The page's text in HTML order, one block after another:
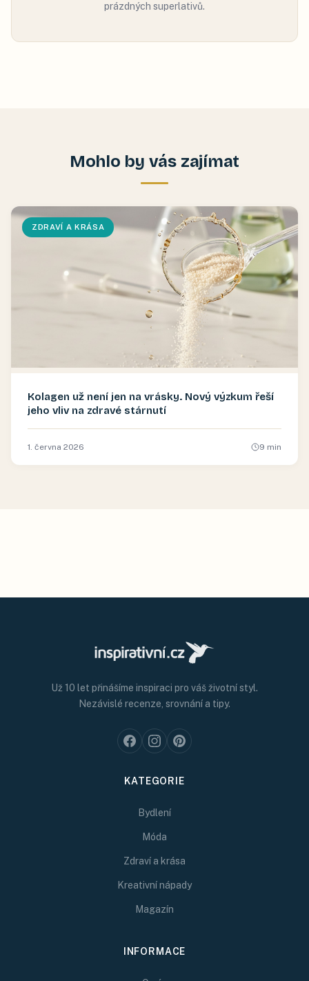
prázdných superlativů.
Mohlo by vás zajímat
ZDRAVÍ A KRÁSA
Kolagen už není jen na vrásky. Nový výzkum řeší
jeho vliv na zdravé stárnutí
1. června 2026 9 min
Už 10 let přinášíme inspiraci pro váš životní styl.
Nezávislé recenze, srovnání a tipy.
KATEGORIE
Bydlení
Móda
Zdraví a krása
Kreativní nápady
Magazín
INFORMACE